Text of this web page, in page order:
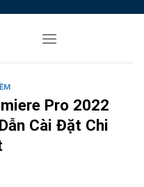
Pro 2022
Cài Đặt Chi